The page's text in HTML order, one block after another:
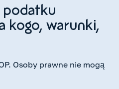
podatku
kogo, warunki,
Osoby prawne nie mogą